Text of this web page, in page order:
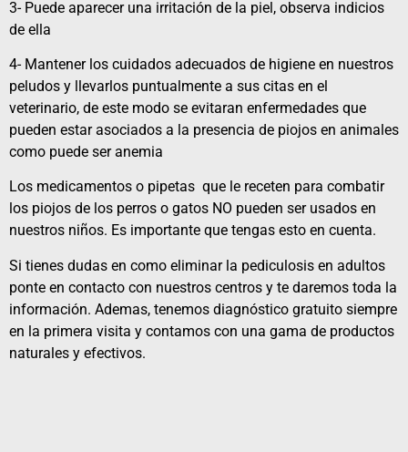
3- Puede aparecer una irritación de la piel, observa indicios
de ella
4- Mantener los cuidados adecuados de higiene en nuestros
peludos y llevarlos puntualmente a sus citas en el
veterinario, de este modo se evitaran enfermedades que
pueden estar asociados a la presencia de piojos en animales
como puede ser anemia
Los medicamentos o pipetas que le receten para combatir
los piojos de los perros o gatos NO pueden ser usados en
nuestros niños. Es importante que tengas esto en cuenta.
Si tienes dudas en como eliminar la pediculosis en adultos
ponte en contacto con nuestros centros y te daremos toda la
información. Ademas, tenemos diagnóstico gratuito siempre
en la primera visita y contamos con una gama de productos
naturales y efectivos.